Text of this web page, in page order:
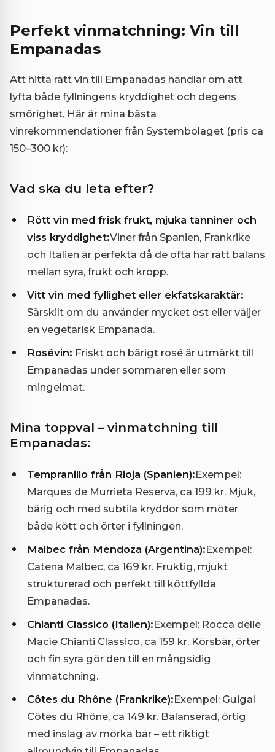
Perfekt vinmatchning: Vin till
Empanadas
Att hitta rätt vin till Empanadas handlar om att
lyfta både fyllningens kryddighet och degens
smörighet. Här är mina bästa
vinrekommendationer från Systembolaget (pris ca
150–300 kr):
Vad ska du leta efter?
Rött vin med frisk frukt, mjuka tanniner och
viss kryddighet:Viner från Spanien, Frankrike
och Italien är perfekta då de ofta har rätt balans
mellan syra, frukt och kropp.
Vitt vin med fyllighet eller ekfatskaraktär:
Särskilt om du använder mycket ost eller väljer
en vegetarisk Empanada.
Rosévin: Friskt och bärigt rosé är utmärkt till
Empanadas under sommaren eller som
mingelmat.
Mina toppval – vinmatchning till
Empanadas:
Tempranillo från Rioja (Spanien):Exempel:
Marques de Murrieta Reserva, ca 199 kr. Mjuk,
bärig och med subtila kryddor som möter
både kött och örter i fyllningen.
Malbec från Mendoza (Argentina):Exempel:
Catena Malbec, ca 169 kr. Fruktig, mjukt
strukturerad och perfekt till köttfyllda
Empanadas.
Chianti Classico (Italien):Exempel: Rocca delle
Macìe Chianti Classico, ca 159 kr. Körsbär, örter
och fin syra gör den till en mångsidig
vinmatchning.
Côtes du Rhône (Frankrike):Exempel: Guigal
Côtes du Rhône, ca 149 kr. Balanserad, örtig
med inslag av mörka bär – ett riktigt